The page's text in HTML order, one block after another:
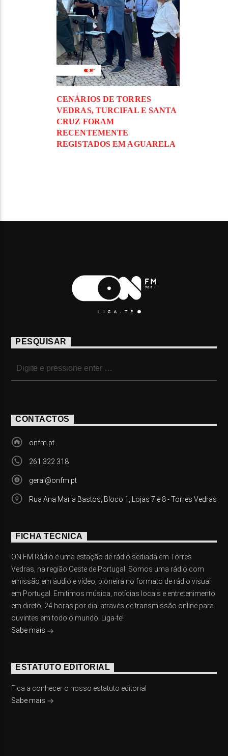
CENÁRIOS DE TORRES
VEDRAS, TURCIFAL E SANTA
CRUZ FORAM
RECENTEMENTE
REGISTADOS EM AGUARELA
PESQUISAR
CONTACTOS
onfm.pt
261 322 318
geral@onfm.pt
Rua Ana Maria Bastos, Bloco 1, Lojas 7 e 8 - Torres Vedras
FICHA TÉCNICA
ON FM Rádio é uma estação de rádio sediada em Torres
Vedras, na região Oeste de Portugal. Somos uma rádio com
emissão em áudio e vídeo, pioneira no formato de rádio visual
em Portugal. Emitimos música, notícias locais e entretenimento
em direto, 24 horas por dia, através de transmissão online para
ouvintes em todo o mundo. Liga-te!
Sabe mais
ESTATUTO EDITORIAL
Fica a conhecer o nosso estatuto editorial
Sabe mais